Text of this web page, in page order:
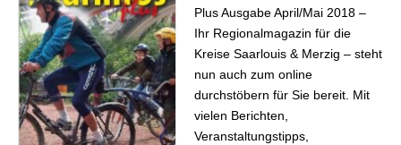
Plus Ausgabe April/Mai 2018 –
Ihr Regionalmagazin für die
Kreise Saarlouis & Merzig – steht
nun auch zum online
durchstöbern für Sie bereit. Mit
vielen Berichten,
Veranstaltungstipps,